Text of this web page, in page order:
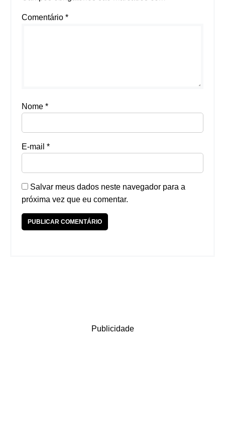
Comentário *
Nome *
E-mail *
Salvar meus dados neste navegador para a
próxima vez que eu comentar.
Publicidade